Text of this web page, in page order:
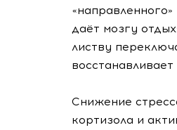
даёт мозгу
листву
Снижение
кортизола и